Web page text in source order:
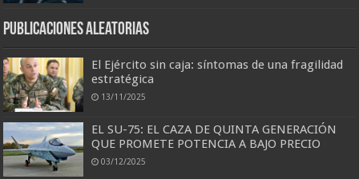
Publicaciones aleatorias
El Ejército sin caja: síntomas de una fragilidad
estratégica
13/11/2025
EL SU-75: EL CAZA DE QUINTA GENERACIÓN
QUE PROMETE POTENCIA A BAJO PRECIO
03/12/2025